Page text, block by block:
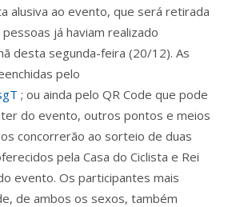
alusiva ao evento, que será retirada
já haviam realizado
desta segunda-feira (20/12). As
pelo
; ou ainda pelo QR Code que pode
do evento, outros pontos e meios
concorrerão ao sorteio de duas
pela Casa do Ciclista e Rei
evento. Os participantes mais
de ambos os sexos, também